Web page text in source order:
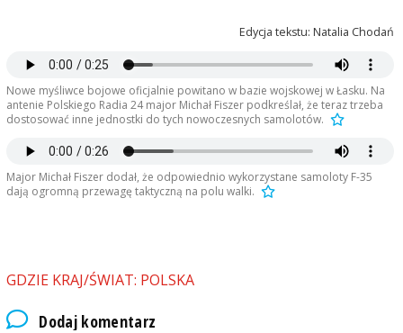
Edycja tekstu: Natalia Chodań
Nowe myśliwce bojowe oficjalnie powitano w bazie wojskowej w Łasku. Na
antenie Polskiego Radia 24 major Michał Fiszer podkreślał, że teraz trzeba
dostosować inne jednostki do tych nowoczesnych samolotów.
Major Michał Fiszer dodał, że odpowiednio wykorzystane samoloty F-35
dają ogromną przewagę taktyczną na polu walki.
GDZIE KRAJ/ŚWIAT: POLSKA
Dodaj komentarz